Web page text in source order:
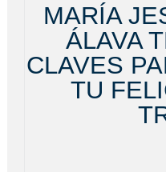
MARÍA
ÁLAVA
CLAVES
TU